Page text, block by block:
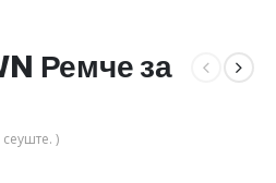
Ремче за
)